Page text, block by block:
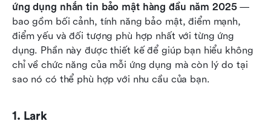
ứng dụng nhắn tin bảo mật hàng đầu năm 2025 —
bao gồm bối cảnh, tính năng bảo mật, điểm mạnh,
điểm yếu và đối tượng phù hợp nhất với từng ứng
dụng. Phần này được thiết kế để giúp bạn hiểu không
chỉ về chức năng của mỗi ứng dụng mà còn lý do tại
sao nó có thể phù hợp với nhu cầu của bạn.
1. Lark